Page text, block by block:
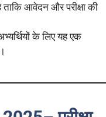
ताकि आवेदन और परीक्षा की
के लिए यह एक